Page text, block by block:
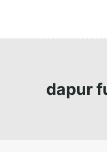
dapur